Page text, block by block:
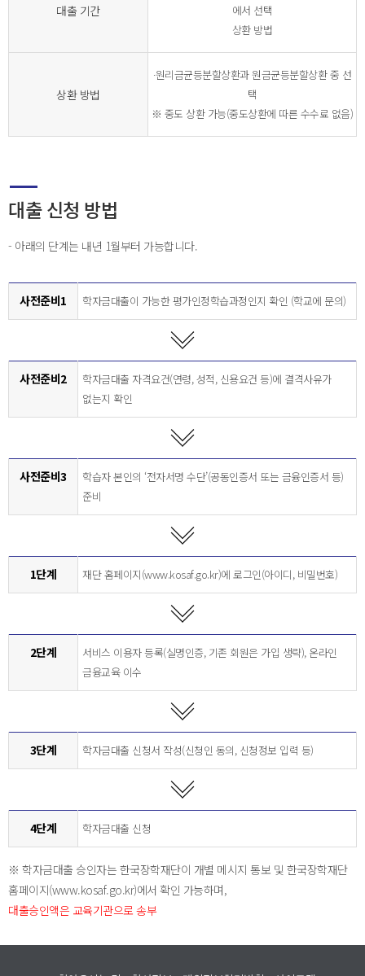
대출 기간
에서 선택
상환 방법
상환 방법
∙원리금균등분할상환과 원금균등분할상환 중 선
택
※ 중도 상환 가능(중도상환에 따른 수수료 없음)
대출 신청 방법
- 아래의 단계는 내년 1월부터 가능합니다.
사전준비1 학자금대출이 가능한 평가인정학습과정인지 확인 (학교에 문의)
사전준비2
학자금대출 자격요건(연령, 성적, 신용요건 등)에 결격사유가
없는지 확인
사전준비3
학습자 본인의 ‘전자서명 수단’(공동인증서 또는 금융인증서 등)
준비
1단계 재단 홈페이지(www.kosaf.go.kr)에 로그인(아이디, 비밀번호)
2단계
서비스 이용자 등록(실명인증, 기존 회원은 가입 생략), 온라인
금융교육 이수
3단계 학자금대출 신청서 작성(신청인 동의, 신청정보 입력 등)
4단계 학자금대출 신청
※ 학자금대출 승인자는 한국장학재단이 개별 메시지 통보 및 한국장학재단
홈페이지(www.kosaf.go.kr)에서 확인 가능하며,
대출승인액은 교육기관으로 송부